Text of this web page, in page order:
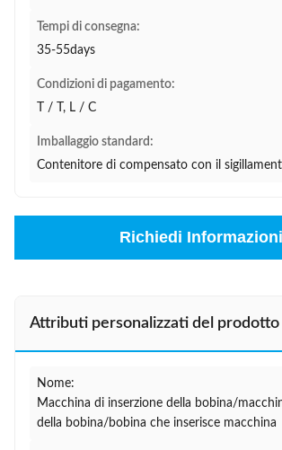
Tempi di consegna:
35-55days
Condizioni di pagamento:
T / T, L / C
Imballaggio standard:
Contenitore di compensato con il
Richiedi Informazioni
Attributi personalizzati del prodotto
Nome:
Macchina di inserzione della bobina/
della bobina/bobina che inserisce macchina